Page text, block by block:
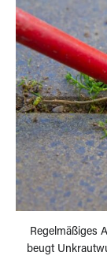
Regelmäßiges
beugt